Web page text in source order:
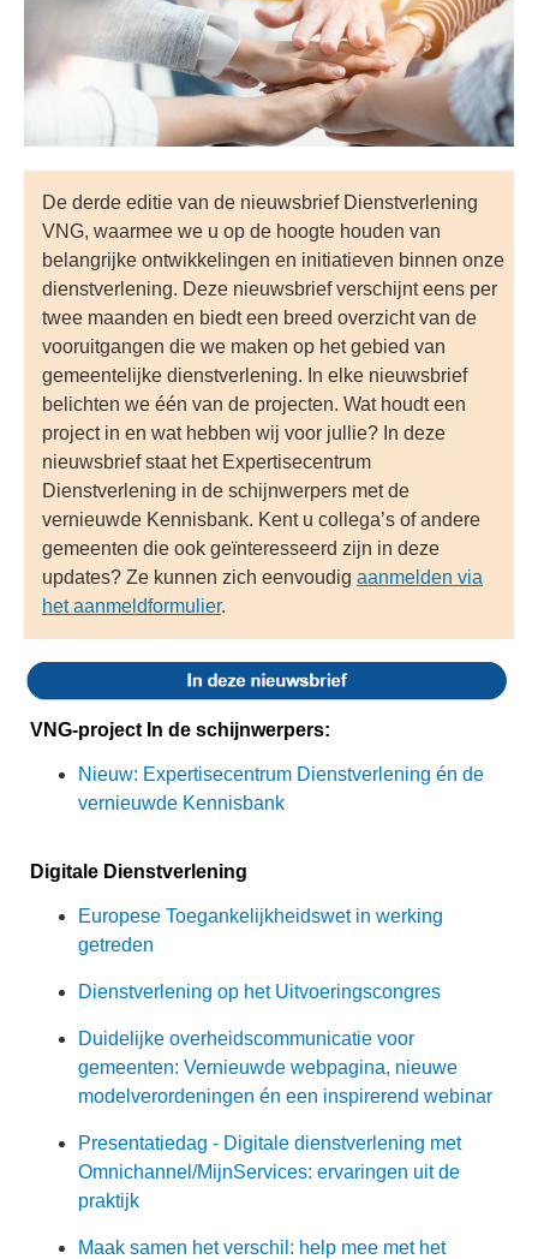
De derde editie van de nieuwsbrief Dienstverlening
VNG, waarmee we u op de hoogte houden van
belangrijke ontwikkelingen en initiatieven binnen onze
dienstverlening. Deze nieuwsbrief verschijnt eens per
twee maanden en biedt een breed overzicht van de
vooruitgangen die we maken op het gebied van
gemeentelijke dienstverlening. In elke nieuwsbrief
belichten we één van de projecten. Wat houdt een
project in en wat hebben wij voor jullie? In deze
nieuwsbrief staat het Expertisecentrum
Dienstverlening in de schijnwerpers met de
vernieuwde Kennisbank. Kent u collega’s of andere
gemeenten die ook geïnteresseerd zijn in deze
updates? Ze kunnen zich eenvoudig aanmelden via
het aanmeldformulier.
VNG-project In de schijnwerpers:
Nieuw: Expertisecentrum Dienstverlening én de
vernieuwde Kennisbank
Digitale Dienstverlening
Europese Toegankelijkheidswet in werking
getreden
Dienstverlening op het Uitvoeringscongres
Duidelijke overheidscommunicatie voor
gemeenten: Vernieuwde webpagina, nieuwe
modelverordeningen én een inspirerend webinar
Presentatiedag - Digitale dienstverlening met
Omnichannel/MijnServices: ervaringen uit de
praktijk
Maak samen het verschil: help mee met het